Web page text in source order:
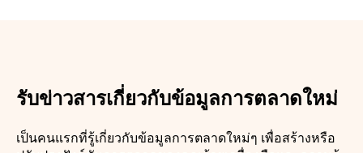
รับข่าวสารเกี่ยวกับข้อมูลการตลาดใหม่
เป็นคนแรกที่รู้เกี่ยวกับข้อมูลการตลาดใหม่ๆ เพื่อสร้างหรือ